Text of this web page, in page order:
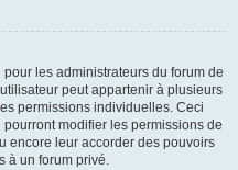
les administrateurs du forum de
peut appartenir à plusieurs
permissions individuelles. Ceci
modifier les permissions de
encore leur accorder des pouvoirs
à un forum privé.